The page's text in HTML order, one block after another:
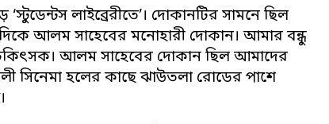
লাইব্রেরীতে’। দোকানটির সামনে ছিল
আলম সাহেবের মনোহারী দোকান। আমার বন্ধু
আলম সাহেবের দোকান ছিল আমাদের
সিনেমা হলের কাছে ঝাউতলা রোডের পাশে